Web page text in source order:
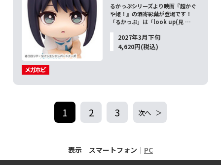
るかっぷシリーズより映画『超かぐ
や姫！』の酒寄彩葉が登場です！
「るかっぷ」は「look up(見 …
2027年3月下旬
4,620円(税込)
1 2 3 次へ
表示 スマートフォン｜ PC